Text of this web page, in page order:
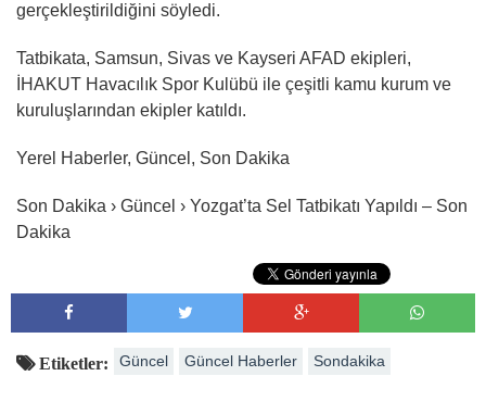
gerçekleştirildiğini söyledi.
Tatbikata, Samsun, Sivas ve Kayseri AFAD ekipleri,
İHAKUT Havacılık Spor Kulübü ile çeşitli kamu kurum ve
kuruluşlarından ekipler katıldı.
Yerel Haberler, Güncel, Son Dakika
Son Dakika › Güncel › Yozgat’ta Sel Tatbikatı Yapıldı – Son
Dakika
Etiketler: Güncel Güncel Haberler Sondakika